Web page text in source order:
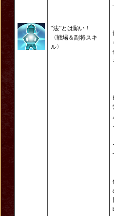
“法”とは願い！
〈戦場＆副将スキ
ル〉